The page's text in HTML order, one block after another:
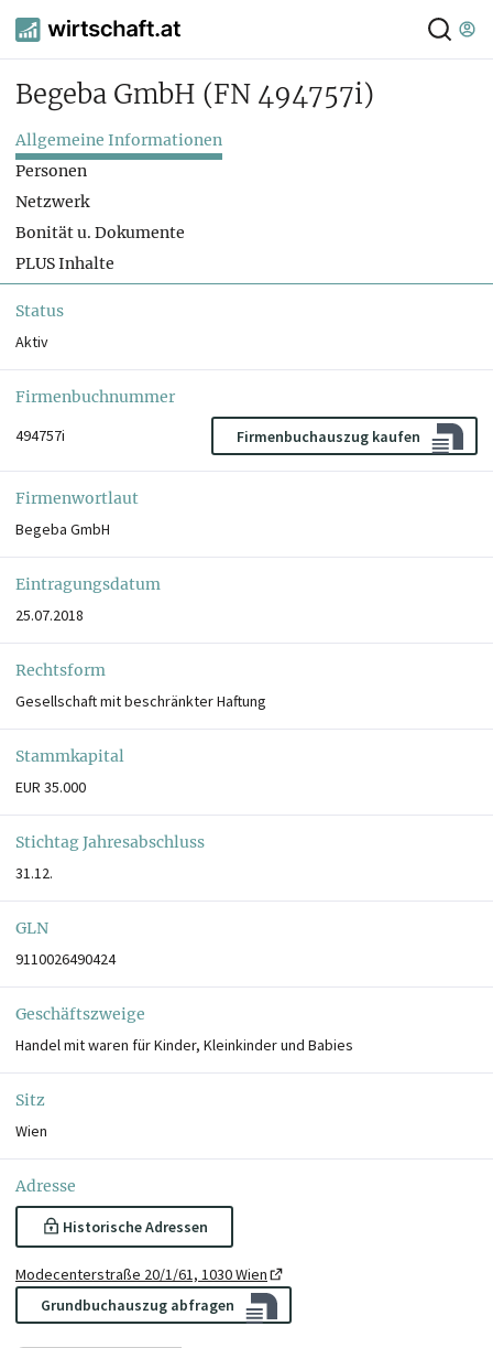
Begeba GmbH (FN 494757i)
Allgemeine Informationen
Personen
Netzwerk
Bonität u. Dokumente
PLUS Inhalte
Status
Aktiv
Firmenbuchnummer
494757i
Firmenbuchauszug kaufen
Firmenwortlaut
Begeba GmbH
Eintragungsdatum
25.07.2018
Rechtsform
Gesellschaft mit beschränkter Haftung
Stammkapital
EUR 35.000
Stichtag Jahresabschluss
31.12.
GLN
9110026490424
Geschäftszweige
Handel mit waren für Kinder, Kleinkinder und Babies
Sitz
Wien
Adresse
Historische Adressen
Modecenterstraße 20/1/61, 1030 Wien
Grundbuchauszug abfragen